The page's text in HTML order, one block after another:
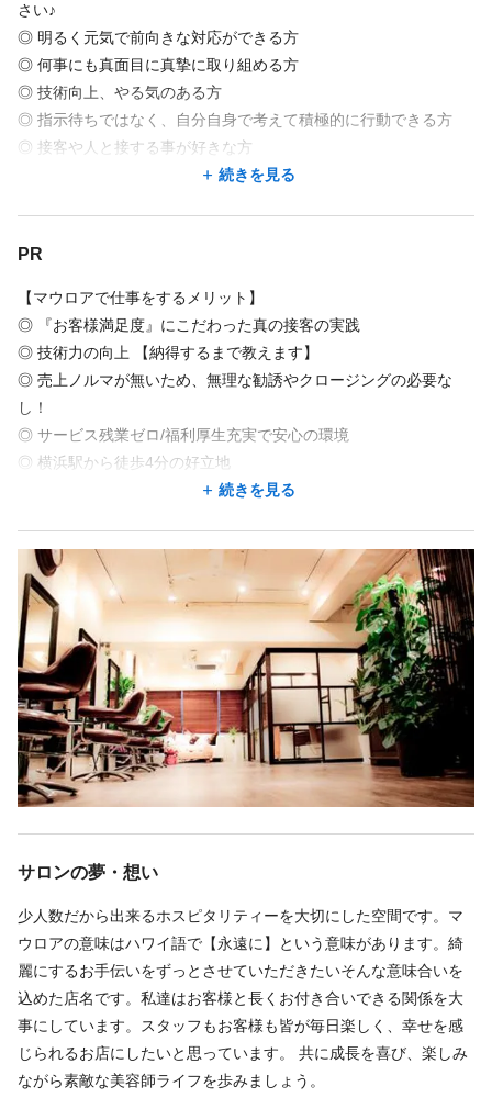
＜試用期間あり＞ 1ヶ月 / 時給 1,225円 〜 1,300円
店舗名・勤務地
Mauloa hair salon
神奈川県 横浜市神奈川区 鶴屋町2-19-4 DBS横浜ビル3階
地図アプリで見る
勤務時間
週3回 週5回 シフト制 時短勤務OK
10:00〜17:00／カット最終16：00
平日10：00～20：00 【カット最終受付19：00】
土曜10：00～20：00 【カット最終受付19：00】
日・祝10：00～19：00【カット最終受付18：00】
時短勤務の場合は応相談
休日
完全週休2日
・シフト制
・年始 1月1日～3日
仕事内容
雑誌撮影 ヘアショー ヘッドスパ ヘアセット
【お客様層】
20代 30％ 30代～40代50％ 50代～20％
幅広いお客様にご支持を頂いてます。
男性：女性 20：80
さい♪
◎ 明るく元気で前向きな対応ができる方
◎ 何事にも真面目に真摯に取り組める方
◎ 技術向上、やる気のある方
◎ 指示待ちではなく、自分自身で考えて積極的に行動できる方
◎ 接客や人と接する事が好きな方
◎ お客様や同僚スタッフと良好なコミュニケーションがとれる方
◎ オンもオフも充実した生活を送りたい方
◎スキルアップしたい方
★まだサロンで働いている方も、入社日ご応募後ご相談くださ
続きを見る
PR
【マウロアで仕事をするメリット】
◎ 『お客様満足度』にこだわった真の接客の実践
◎ 技術力の向上 【納得するまで教えます】
◎ 売上ノルマが無いため、無理な勧誘やクロージングの必要な
し！
◎ サービス残業ゼロ/福利厚生充実で安心の環境
◎ 横浜駅から徒歩4分の好立地
◎ 賞与支給が年2回 （アシスタントも出ます）
◎ 残業時間が少なく(ほぼ無いです）、スタッフに優しい勤務形態
◎ 育休制度、短時間正社員制度など、安心して長く働ける環境
【マウロアの特徴】
★ 確かな知識・技術と充実・納得のカウンセリング
★ 無理な勧誘・販売のないお客様本位のご提案
★ セット面の間隔が通常よりも広く配置してある為ゆったり隣を
気にせず施術できる
★ 疲れにくいフルフラットシャンプー台設置
★ 駅徒歩4分の好立地と便利な長い営業時間
続きを見る
サロンの夢・想い
少人数だから出来るホスピタリティーを大切にした空間です。マ
ウロアの意味はハワイ語で【永遠に】という意味があります。綺
麗にするお手伝いをずっとさせていただきたいそんな意味合いを
込めた店名です。私達はお客様と長くお付き合いできる関係を大
事にしています。スタッフもお客様も皆が毎日楽しく、幸せを感
じられるお店にしたいと思っています。 共に成長を喜び、楽しみ
ながら素敵な美容師ライフを歩みましょう。